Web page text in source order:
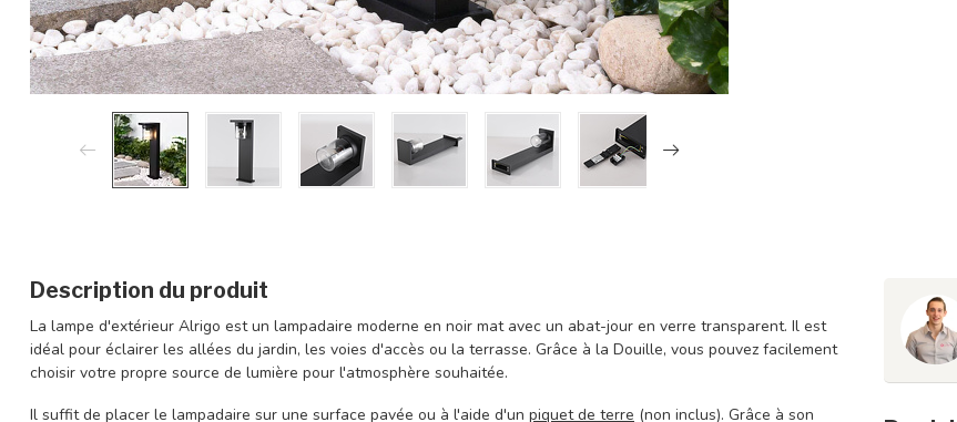
Description du produit
La lampe d'extérieur Alrigo est un lampadaire moderne en noir mat avec un abat-jour en verre transparent. Il est
idéal pour éclairer les allées du jardin, les voies d'accès ou la terrasse. Grâce à la Douille, vous pouvez facilement
choisir votre propre source de lumière pour l'atmosphère souhaitée.
Il suffit de placer le lampadaire sur une surface pavée ou à l'aide d'un piquet de terre (non inclus). Grâce à son